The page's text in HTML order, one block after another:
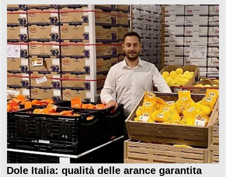
Dole Italia: qualità delle arance garantita